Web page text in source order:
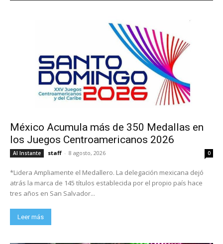
México Acumula más de 350 Medallas en
los Juegos Centroamericanos 2026
Al Instante staff - 8 agosto, 2026 0
*Lidera Ampliamente el Medallero. La delegación mexicana dejó
atrás la marca de 145 títulos establecida por el propio país hace
tres años en San Salvador...
Leer más